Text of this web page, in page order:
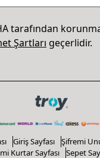
tarafından
Şartları geçerlidir.
Giriş Sayfası
Şifremi
Kurtar Sayfası
Sepet